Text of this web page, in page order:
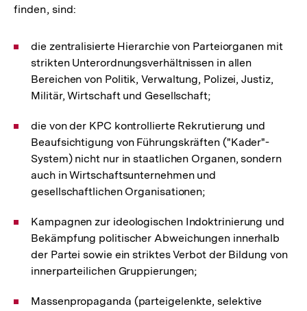
finden, sind:
die zentralisierte Hierarchie von Parteiorganen mit
strikten Unterordnungsverhältnissen in allen
Bereichen von Politik, Verwaltung, Polizei, Justiz,
Militär, Wirtschaft und Gesellschaft;
die von der KPC kontrollierte Rekrutierung und
Beaufsichtigung von Führungskräften ("Kader"-
System) nicht nur in staatlichen Organen, sondern
auch in Wirtschaftsunternehmen und
gesellschaftlichen Organisationen;
Kampagnen zur ideologischen Indoktrinierung und
Bekämpfung politischer Abweichungen innerhalb
der Partei sowie ein striktes Verbot der Bildung von
innerparteilichen Gruppierungen;
Massenpropaganda (parteigelenkte, selektive